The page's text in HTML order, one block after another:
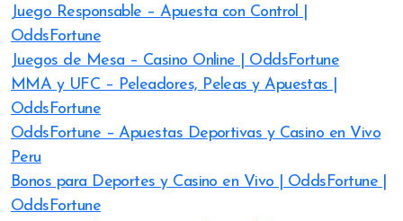
Juego Responsable – Apuesta con Control |
OddsFortune
Juegos de Mesa – Casino Online | OddsFortune
MMA y UFC – Peleadores, Peleas y Apuestas |
OddsFortune
OddsFortune – Apuestas Deportivas y Casino en Vivo
Peru
Bonos para Deportes y Casino en Vivo | OddsFortune |
OddsFortune